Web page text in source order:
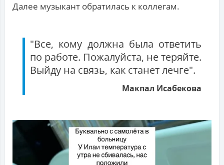
Далее музыкант обратилась к коллегам.
"Все, кому должна была ответить
по работе. Пожалуйста, не теряйте.
Выйду на связь, как станет лечге".
Макпал Исабекова